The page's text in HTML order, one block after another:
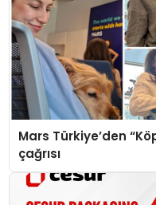
Mars Türkiye’den
çağrısı